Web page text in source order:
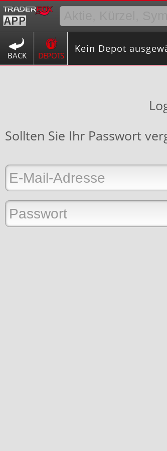
BACK DEPOTS
Kein Depot
Sollten Sie Ihr Passwort